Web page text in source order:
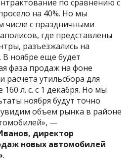
по сравнению с
на 40%. Но мы
числе с праздничными
где представлены
разъезжались на
В ноябре еще будет
фаза продаж на фоне
расчета утильсбора для
л. с. с 1 декабря. Но мы
ноября будут точно
объем рынка в районе
—
директор
новых автомобилей
.